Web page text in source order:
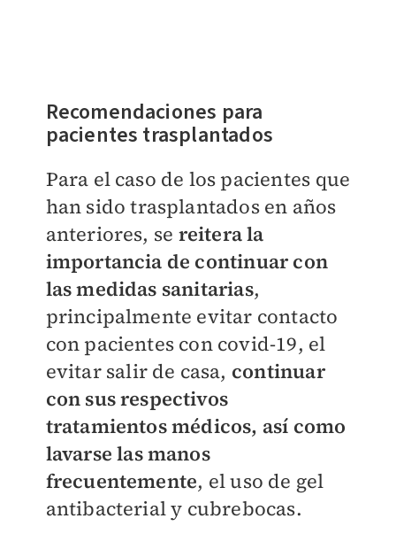
Recomendaciones para
pacientes trasplantados
Para el caso de los pacientes que
han sido trasplantados en años
anteriores, se reitera la
importancia de continuar con
las medidas sanitarias,
principalmente evitar contacto
con pacientes con covid-19, el
evitar salir de casa, continuar
con sus respectivos
tratamientos médicos, así como
lavarse las manos
frecuentemente, el uso de gel
antibacterial y cubrebocas.